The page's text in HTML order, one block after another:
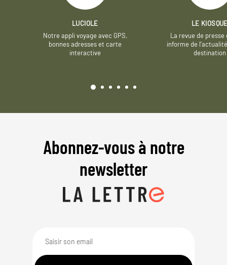
LUCIOLE
Notre appli voyage avec GPS,
bonnes adresses et carte
interactive
LE
La revue de presse
informe de
destination
Abonnez-vous à notre
newsletter